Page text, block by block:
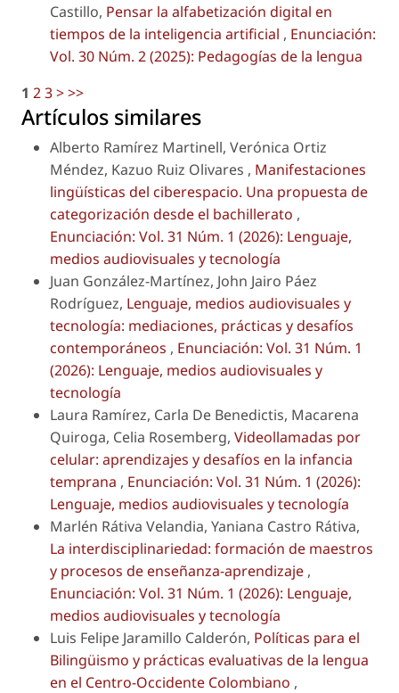
Castillo, Pensar la alfabetización digital en
tiempos de la inteligencia artificial , Enunciación:
Vol. 30 Núm. 2 (2025): Pedagogías de la lengua
1 23>>>
Artículos similares
Alberto Ramírez Martinell, Verónica Ortiz
Méndez, Kazuo Ruiz Olivares , Manifestaciones
lingüísticas del ciberespacio. Una propuesta de
categorización desde el bachillerato ,
Enunciación: Vol. 31 Núm. 1 (2026): Lenguaje,
medios audiovisuales y tecnología
Juan González-Martínez, John Jairo Páez
Rodríguez, Lenguaje, medios audiovisuales y
tecnología: mediaciones, prácticas y desafíos
contemporáneos , Enunciación: Vol. 31 Núm. 1
(2026): Lenguaje, medios audiovisuales y
tecnología
Laura Ramírez, Carla De Benedictis, Macarena
Quiroga, Celia Rosemberg, Videollamadas por
celular: aprendizajes y desafíos en la infancia
temprana , Enunciación: Vol. 31 Núm. 1 (2026):
Lenguaje, medios audiovisuales y tecnología
Marlén Rátiva Velandia, Yaniana Castro Rátiva,
La interdisciplinariedad: formación de maestros
y procesos de enseñanza-aprendizaje ,
Enunciación: Vol. 31 Núm. 1 (2026): Lenguaje,
medios audiovisuales y tecnología
Luis Felipe Jaramillo Calderón, Políticas para el
Bilingüismo y prácticas evaluativas de la lengua
en el Centro-Occidente Colombiano ,